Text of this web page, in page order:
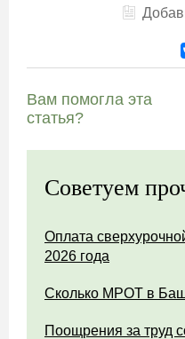
Вам помогла эта
статья?
Советуем
Оплата
2026 года
Сколько МРОТ в
Поощрения за труд